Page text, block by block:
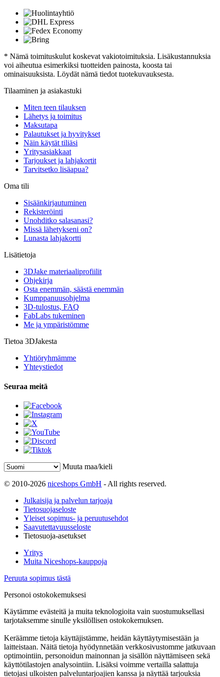
* Nämä toimituskulut koskevat vakiotoimituksia. Lisäkustannuksia
voi aiheutua esimerkiksi tuotteiden painosta, koosta tai
ominaisuuksista. Löydät nämä tiedot tuotekuvauksesta.
Tilaaminen ja asiakastuki
Miten teen tilauksen
Lähetys ja toimitus
Maksutapa
Palautukset ja hyvitykset
Näin käytät tiliäsi
Yritysasiakkaat
Tarjoukset ja lahjakortit
Tarvitsetko lisäapua?
Oma tili
Sisäänkirjautuminen
Rekisteröinti
Unohditko salasanasi?
Missä lähetykseni on?
Lunasta lahjakortti
Lisätietoja
3DJake materiaaliprofiilit
Ohjekirja
Osta enemmän, säästä enemmän
Kumppanuusohjelma
3D-tulostus, FAQ
FabLabs tukeminen
Me ja ympäristömme
Tietoa 3DJakesta
Yhtiöryhmämme
Yhteystiedot
Seuraa meitä
Muuta maa/kieli
© 2010-2026 niceshops GmbH - All rights reserved.
Julkaisija ja palvelun tarjoaja
Tietosuojaseloste
Yleiset sopimus- ja peruutusehdot
Saavutettavuusseloste
Tietosuoja-asetukset
Yritys
Muita Niceshops-kauppoja
Peruuta sopimus tästä
Personoi ostokokemuksesi
Käytämme evästeitä ja muita teknologioita vain suostumuksellasi
tarjotaksemme sinulle yksilöllisen ostokokemuksen.
Keräämme tietoja käyttäjistämme, heidän käyttäytymisestään ja
laitteistaan. Näitä tietoja hyödynnetään verkkosivustomme jatkuvaan
optimointiin, personoidun mainonnan ja sisällön näyttämiseen sekä
käyttötilastojen analysointiin. Lisäksi voimme vertailla salattuja
tietojasi ulkoisten palveluntarjoajien kanssa ja näyttää tarjouksia